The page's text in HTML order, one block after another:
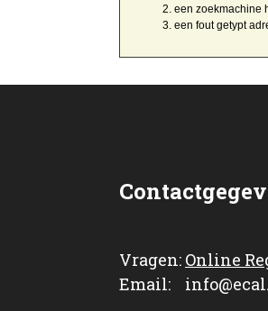
een zoekmachine
een fout getypt
Vragen: Online
Email: